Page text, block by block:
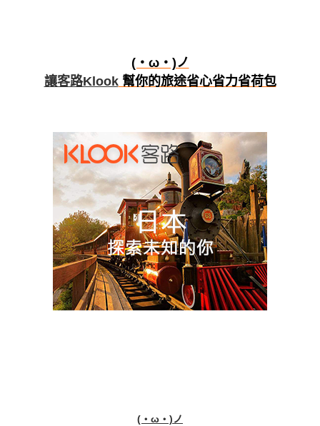
(・ω・)ノ
讓客路Klook幫你的旅途省心省力省荷包
(・ω・)ノ